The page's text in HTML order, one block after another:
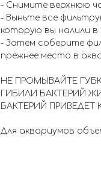
- Снимите верхнюю
- Выньте все
которую вы налили в
- Затем соберите
прежнее место в
НЕ ПРОМЫВАЙТЕ
ГИБИЛИ БАКТЕРИЙ
БАКТЕРИЙ
Для аквариумов